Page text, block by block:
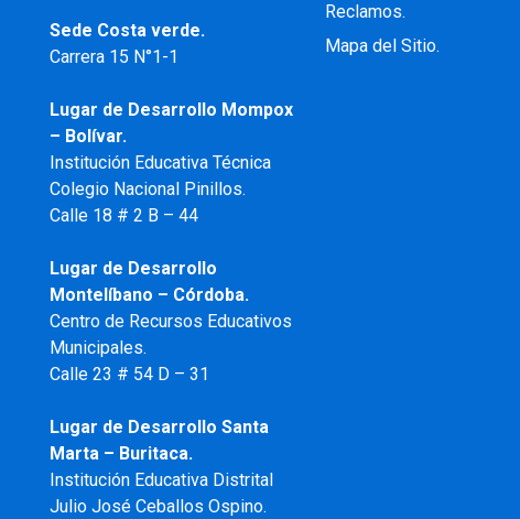
Sede Costa verde.
Carrera 15 N°1-1
Lugar de Desarrollo Mompox
– Bolívar.
Institución Educativa Técnica
Colegio Nacional Pinillos.
Calle 18 # 2 B – 44
Lugar de Desarrollo
Montelíbano – Córdoba.
Centro de Recursos Educativos
Municipales.
Calle 23 # 54 D – 31
Lugar de Desarrollo Santa
Marta – Buritaca.
Institución Educativa Distrital
Julio José Ceballos Ospino.
Reclamos.
Mapa del Sitio.